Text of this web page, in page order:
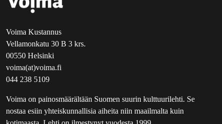
Voima Kustannus
Vellamonkatu 30 B 3 krs.
00550 Helsinki
voima(at)voima.fi
044 238 5109
Voima on painosmäärältään Suomen suurin kulttuurilehti. Se
nostaa esiin yhteiskunnallisia aiheita niin maailmalta kuin